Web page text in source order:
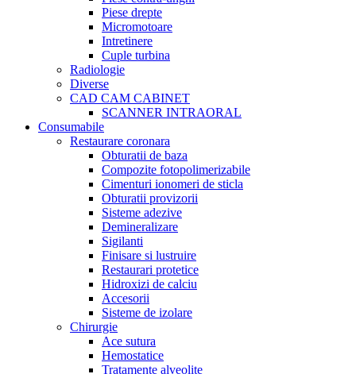
Piese drepte
Micromotoare
Intretinere
Cuple turbina
Radiologie
Diverse
CAD CAM CABINET
SCANNER INTRAORAL
Consumabile
Restaurare coronara
Obturatii de baza
Compozite fotopolimerizabile
Cimenturi ionomeri de sticla
Obturatii provizorii
Sisteme adezive
Demineralizare
Sigilanti
Finisare si lustruire
Restaurari protetice
Hidroxizi de calciu
Accesorii
Sisteme de izolare
Chirurgie
Ace sutura
Hemostatice
Tratamente alveolite